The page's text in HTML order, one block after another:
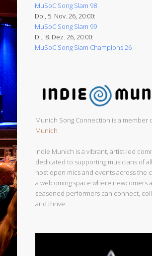
MuSoC Song Slam 98
Do., 5. Nov. 26, 20:00:
MuSoC Song Slam 99
Di., 8. Dez. 26, 20:00:
MuSoC Song Slam Champions 26
Munich Song Connection is a member
Munich
Indie Munich is a vibrant, artist-led
dedicated to supporting musicians of
host open mics and events across the
a welcoming space where newcomers
seasoned performers can connect,
and thrive.